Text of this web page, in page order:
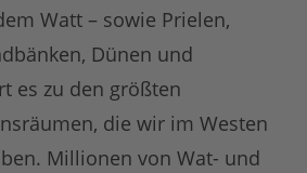
Watt – sowie Prielen,
Dünen und
es zu den größten
die wir im Westen
Millionen von Wat- und